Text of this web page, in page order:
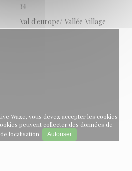
34
Val d'europe/ Vallée Village
Waze, vous devez accepter les cookies
peuvent collecter des données de
localisation.
Autoriser